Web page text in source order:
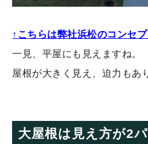
↑こちらは弊社浜松のコンセプ
一見、平屋にも見えますね。
屋根が大きく見え、迫力もあ
大屋根は見え方が2